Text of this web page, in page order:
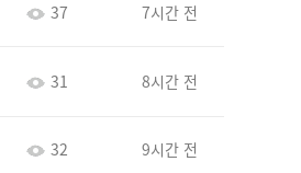
37 7시간 전
31 8시간 전
32 9시간 전